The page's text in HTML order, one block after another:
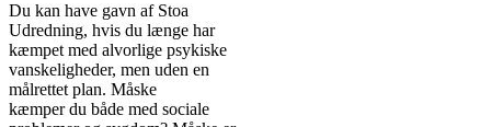
Du kan have gavn af Stoa
Udredning, hvis du længe har
kæmpet med alvorlige psykiske
vanskeligheder, men uden en
målrettet plan. Måske
kæmper du både med sociale